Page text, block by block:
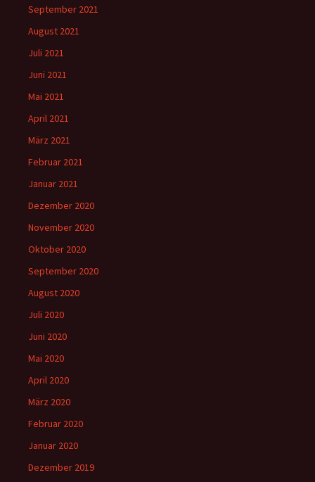
September 2021
August 2021
Juli 2021
Juni 2021
Mai 2021
April 2021
März 2021
Februar 2021
Januar 2021
Dezember 2020
November 2020
Oktober 2020
September 2020
August 2020
Juli 2020
Juni 2020
Mai 2020
April 2020
März 2020
Februar 2020
Januar 2020
Dezember 2019